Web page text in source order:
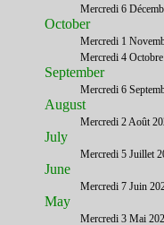
Mercredi 6
October
Mercredi 1
Mercredi 4
September
Mercredi 6
August
Mercredi 2 Août
July
Mercredi 5 Juillet
June
Mercredi 7 Juin
May
Mercredi 3 Mai